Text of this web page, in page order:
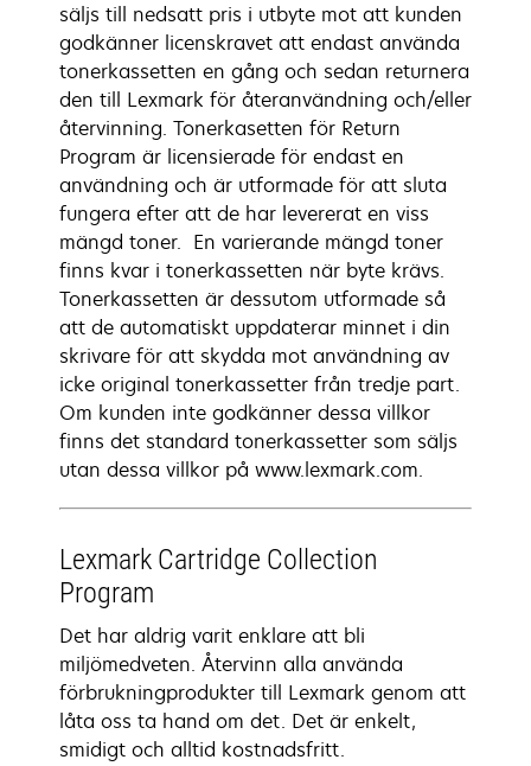
säljs till nedsatt pris i utbyte mot att kunden
godkänner licenskravet att endast använda
tonerkassetten en gång och sedan returnera
den till Lexmark för återanvändning och/eller
återvinning. Tonerkasetten för Return
Program är licensierade för endast en
användning och är utformade för att sluta
fungera efter att de har levererat en viss
mängd toner. En varierande mängd toner
finns kvar i tonerkassetten när byte krävs.
Tonerkassetten är dessutom utformade så
att de automatiskt uppdaterar minnet i din
skrivare för att skydda mot användning av
icke original tonerkassetter från tredje part.
Om kunden inte godkänner dessa villkor
finns det standard tonerkassetter som säljs
utan dessa villkor på www.lexmark.com.
Lexmark Cartridge Collection
Program
Det har aldrig varit enklare att bli
miljömedveten. Återvinn alla använda
förbrukningprodukter till Lexmark genom att
låta oss ta hand om det. Det är enkelt,
smidigt och alltid kostnadsfritt.